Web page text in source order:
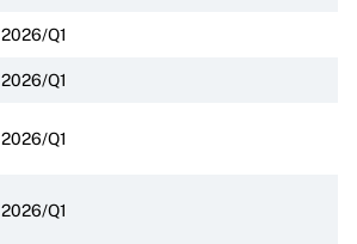
2026/Q1
2026/Q1
2026/Q1
2026/Q1